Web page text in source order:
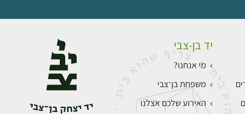
יד בן-צבי
מי אנחנו?
משפחת בן־צבי
האירוע שלכם אצלנו